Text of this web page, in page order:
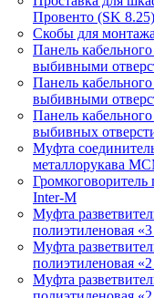
Провенто (SK 8.25)
Скобы для
Панель
выбивными
Панель
выбивными
Панель кабельного
выбивных
Муфта
металлорукава
Inter-M
Муфта
полиэтиленовая
Муфта
полиэтиленовая
Муфта